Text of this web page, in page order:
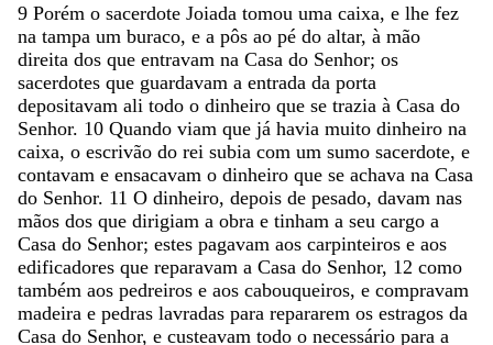
9 Porém o sacerdote Joiada tomou uma caixa, e lhe fez
na tampa um buraco, e a pôs ao pé do altar, à mão
direita dos que entravam na Casa do Senhor; os
sacerdotes que guardavam a entrada da porta
depositavam ali todo o dinheiro que se trazia à Casa do
Senhor. 10 Quando viam que já havia muito dinheiro na
caixa, o escrivão do rei subia com um sumo sacerdote, e
contavam e ensacavam o dinheiro que se achava na Casa
do Senhor. 11 O dinheiro, depois de pesado, davam nas
mãos dos que dirigiam a obra e tinham a seu cargo a
Casa do Senhor; estes pagavam aos carpinteiros e aos
edificadores que reparavam a Casa do Senhor, 12 como
também aos pedreiros e aos cabouqueiros, e compravam
madeira e pedras lavradas para repararem os estragos da
Casa do Senhor, e custeavam todo o necessário para a